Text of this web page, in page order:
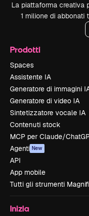
La piattaforma creativa
1 milione di abbonati
Prodotti
Spaces
Assistente IA
Generatore di immagini
Generatore di video IA
Sintetizzatore vocale IA
Contenuti stock
MCP per Claude/
Agenti New
API
App mobile
Tutti gli strumenti
Inizia